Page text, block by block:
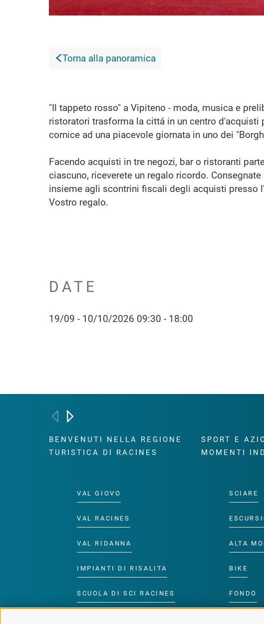
Torna alla panoramica
"Il tappeto rosso" a Vipiteno - moda, musica e
ristoratori trasforma la cittá in un centro
cornice ad una piacevole giornata in uno dei
Facendo acquisti in tre negozi, bar o ristoranti
ciascuno, riceverete un regalo ricordo.
insieme agli scontrini fiscali degli acquisti presso
Vostro regalo.
DATE
19/09 - 10/10/2026 09:30 - 18:00
BENVENUTI NELLA REGIONE
TURISTICA DI RACINES
VAL GIOVO
VAL RACINES
VAL RIDANNA
IMPIANTI DI RISALITA
SCUOLA DI SCI RACINES
SPORT E
MOMENTI
SCIARE
ALTA
BIKE
FONDO